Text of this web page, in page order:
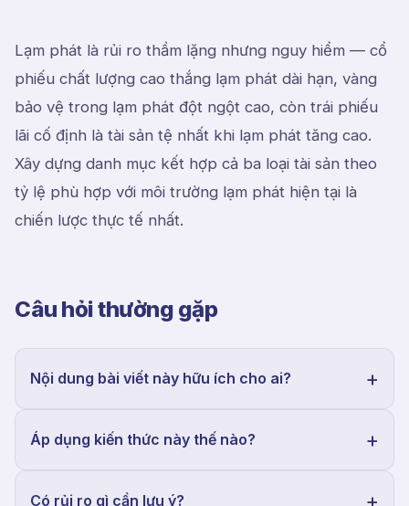
Lạm phát là rủi ro thầm lặng nhưng nguy hiểm — cổ
phiếu chất lượng cao thắng lạm phát dài hạn, vàng
bảo vệ trong lạm phát đột ngột cao, còn trái phiếu
lãi cố định là tài sản tệ nhất khi lạm phát tăng cao.
Xây dựng danh mục kết hợp cả ba loại tài sản theo
tỷ lệ phù hợp với môi trường lạm phát hiện tại là
chiến lược thực tế nhất.
Câu hỏi thường gặp
Nội dung bài viết này hữu ích cho ai?
Áp dụng kiến thức này thế nào?
Có rủi ro gì cần lưu ý?